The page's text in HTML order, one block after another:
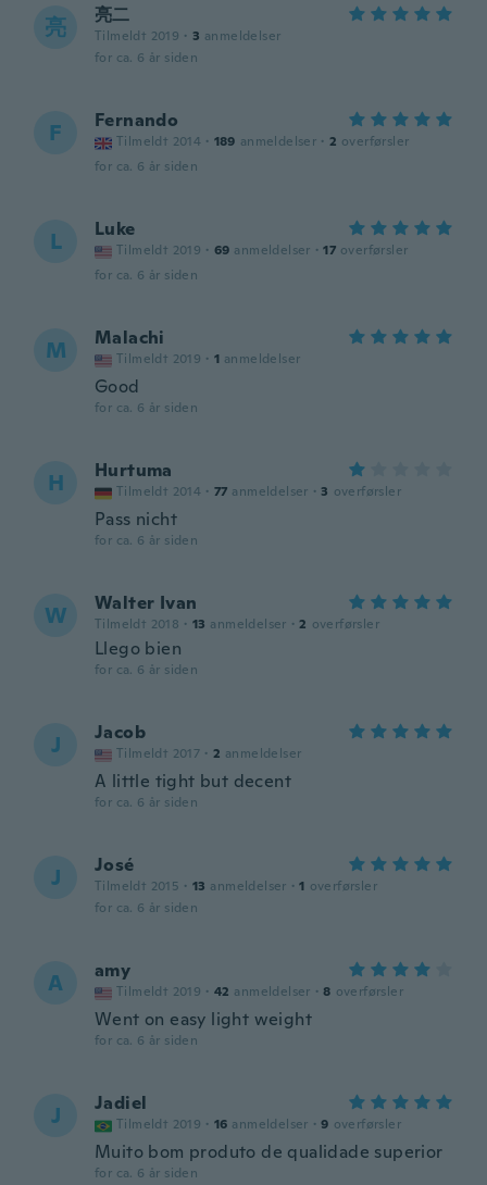
亮 亮二
Tilmeldt 2019 · 3 anmeldelser
for ca. 6 år siden
F Fernando
Tilmeldt 2014 · 189 anmeldelser · 2 overførsler
for ca. 6 år siden
L Luke
Tilmeldt 2019 · 69 anmeldelser · 17 overførsler
for ca. 6 år siden
M Malachi
Tilmeldt 2019 · 1 anmeldelser
Good
for ca. 6 år siden
H Hurtuma
Tilmeldt 2014 · 77 anmeldelser · 3 overførsler
Pass nicht
for ca. 6 år siden
W Walter Ivan
Tilmeldt 2018 · 13 anmeldelser · 2 overførsler
Llego bien
for ca. 6 år siden
J Jacob
Tilmeldt 2017 · 2 anmeldelser
A little tight but decent
for ca. 6 år siden
J José
Tilmeldt 2015 · 13 anmeldelser · 1 overførsler
for ca. 6 år siden
A amy
Tilmeldt 2019 · 42 anmeldelser · 8 overførsler
Went on easy light weight
for ca. 6 år siden
J Jadiel
Tilmeldt 2019 · 16 anmeldelser · 9 overførsler
Muito bom produto de qualidade superior
for ca. 6 år siden